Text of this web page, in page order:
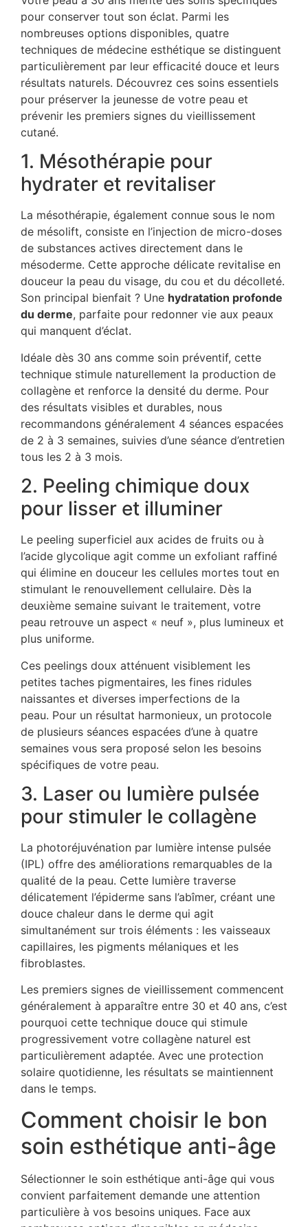
pour conserver tout son éclat. Parmi les
nombreuses options disponibles, quatre
techniques de médecine esthétique se distinguent
particulièrement par leur efficacité douce et leurs
résultats naturels. Découvrez ces soins essentiels
pour préserver la jeunesse de votre peau et
prévenir les premiers signes du vieillissement
cutané.
1. Mésothérapie pour
hydrater et revitaliser
La mésothérapie, également connue sous le nom
de mésolift, consiste en l’injection de micro-doses
de substances actives directement dans le
mésoderme. Cette approche délicate revitalise en
douceur la peau du visage, du cou et du décolleté.
Son principal bienfait ? Une hydratation profonde
du derme, parfaite pour redonner vie aux peaux
qui manquent d’éclat.
Idéale dès 30 ans comme soin préventif, cette
technique stimule naturellement la production de
collagène et renforce la densité du derme. Pour
des résultats visibles et durables, nous
recommandons généralement 4 séances espacées
de 2 à 3 semaines, suivies d’une séance d’entretien
tous les 2 à 3 mois.
2. Peeling chimique doux
pour lisser et illuminer
Le peeling superficiel aux acides de fruits ou à
l’acide glycolique agit comme un exfoliant raffiné
qui élimine en douceur les cellules mortes tout en
stimulant le renouvellement cellulaire. Dès la
deuxième semaine suivant le traitement, votre
peau retrouve un aspect « neuf », plus lumineux et
plus uniforme.
Ces peelings doux atténuent visiblement les
petites taches pigmentaires, les fines ridules
naissantes et diverses imperfections de la
peau. Pour un résultat harmonieux, un protocole
de plusieurs séances espacées d’une à quatre
semaines vous sera proposé selon les besoins
spécifiques de votre peau.
3. Laser ou lumière pulsée
pour stimuler le collagène
La photoréjuvénation par lumière intense pulsée
(IPL) offre des améliorations remarquables de la
qualité de la peau. Cette lumière traverse
délicatement l’épiderme sans l’abîmer, créant une
douce chaleur dans le derme qui agit
simultanément sur trois éléments : les vaisseaux
capillaires, les pigments mélaniques et les
fibroblastes.
Les premiers signes de vieillissement commencent
généralement à apparaître entre 30 et 40 ans, c’est
pourquoi cette technique douce qui stimule
progressivement votre collagène naturel est
particulièrement adaptée. Avec une protection
solaire quotidienne, les résultats se maintiennent
dans le temps.
Comment choisir le bon
soin esthétique anti-âge
Sélectionner le soin esthétique anti-âge qui vous
convient parfaitement demande une attention
particulière à vos besoins uniques. Face aux